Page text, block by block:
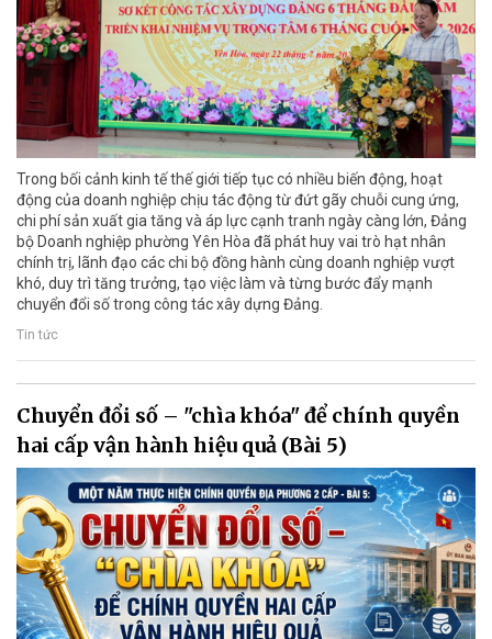
Trong bối cảnh kinh tế thế giới tiếp tục có nhiều biến động, hoạt
động của doanh nghiệp chịu tác động từ đứt gãy chuỗi cung ứng,
chi phí sản xuất gia tăng và áp lực cạnh tranh ngày càng lớn, Đảng
bộ Doanh nghiệp phường Yên Hòa đã phát huy vai trò hạt nhân
chính trị, lãnh đạo các chi bộ đồng hành cùng doanh nghiệp vượt
khó, duy trì tăng trưởng, tạo việc làm và từng bước đẩy mạnh
chuyển đổi số trong công tác xây dựng Đảng.
Tin tức
Chuyển đổi số – "chìa khóa" để chính quyền
hai cấp vận hành hiệu quả (Bài 5)